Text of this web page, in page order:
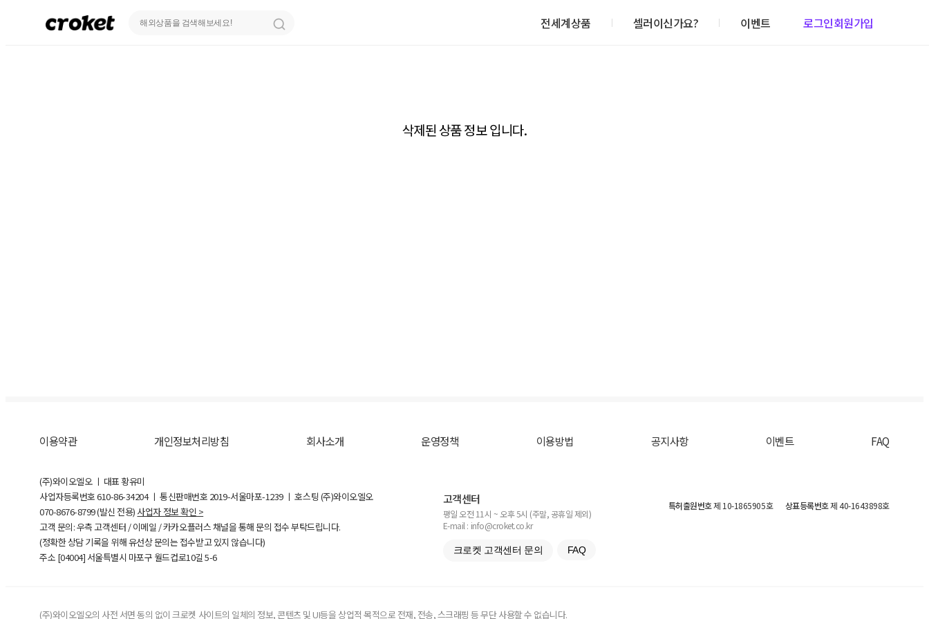
전세계상품 셀러이신가요? 이벤트 로그인회원가입
삭제된 상품 정보 입니다.
이용약관 개인정보처리방침 회사소개 운영정책 이용방법 공지사항 이벤트 FAQ
(주)와이오엘오 ㅣ 대표 황유미
사업자등록번호610-86-34204ㅣ 통신판매번호 2019-서울마포-1239 ㅣ 호스팅 (주)와이오엘오
070-8676-8799 (발신 전용) 사업자 정보 확인 >
고객 문의: 우측 고객센터 / 이메일 / 카카오플러스 채널을 통해 문의 접수 부탁드립니다.
(정확한 상담 기록을 위해 유선상 문의는 접수받고 있지 않습니다)
주소 [04004] 서울특별시 마포구 월드컵로10길5-6
고객센터
평일 오전 11시 ~ 오후 5시 (주말, 공휴일 제외)
E-mail : info@croket.co.kr
크로켓 고객센터 문의 FAQ
특허출원번호제 10-1865905호 상표등록번호제 40-1643898호
(주)와이오엘오의 사전 서면 동의 없이 크로켓 사이트의 일체의 정보, 콘텐츠 및 UI등을 상업적 목적으로 전재, 전송, 스크래핑 등 무단 사용할 수 없습니다.